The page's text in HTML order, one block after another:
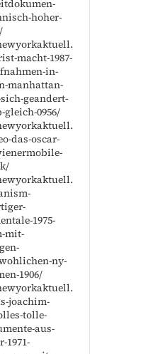
hoher-
macht-1987-
in-
manhattan-
geandert-
0956/
das-oscar-
1975-
mit-
ny-
1906/
joachim-
tolle-
aus-
1971-